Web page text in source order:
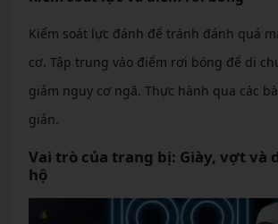
Kiểm soát lực đánh để tránh đánh quá
cơ. Tập trung vào điểm rơi bóng để di
giảm nguy cơ ngã. Thực hành qua các
giản.
Vai trò của trang bị: Giày, vợt và
hộ